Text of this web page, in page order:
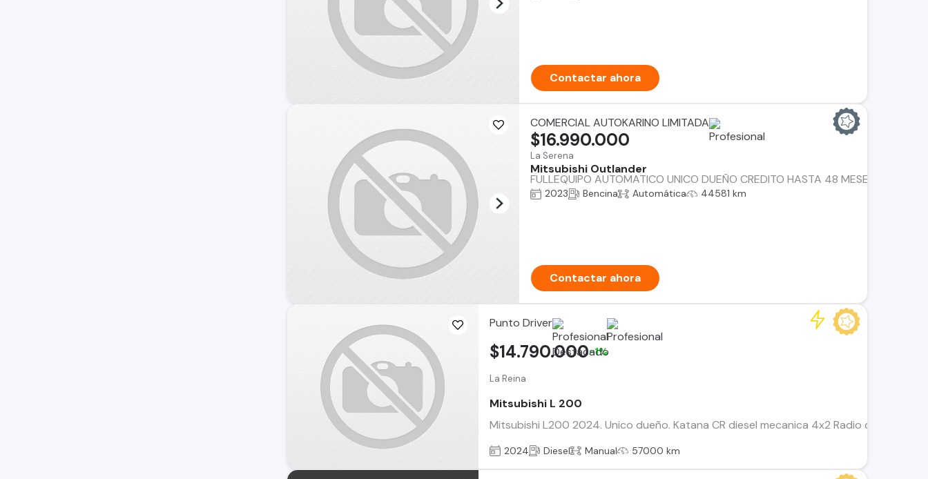
Contactar ahora
COMERCIAL AUTOKARINO LIMITADA
La Serena
Mitsubishi Outlander
FULLEQUIPO AUTOMATICO UNICO DUEÑO CREDITO HASTA 48 MESES CON
$16.990.000
2023 Bencina Automática 44581 km
Contactar ahora
Punto Driver
La Reina
Mitsubishi L 200
Mitsubishi L200 2024. Unico dueño. Katana CR diesel mecanica 4x2 Radio con
$14.790.000-1%
2024 Diesel Manual 57000 km